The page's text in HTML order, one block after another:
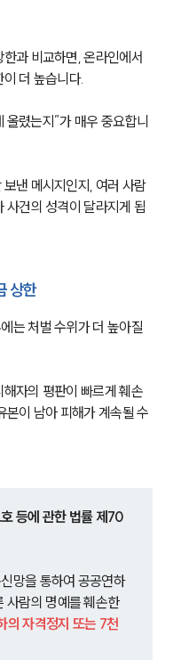
과 비교하면, 온라인에서
더 높습니다.
올렸는지”가 매우 중요합니
낸 메시지인지, 여러 사람
사건의 성격이 달라지게 됩
상한
는 처벌 수위가 더 높아질
자의 평판이 빠르게 훼손
본이 남아 피해가 계속될 수
등에 관한 법률 제70
망을 통하여 공공연하
사람의 명예를 훼손한
의 자격정지 또는 7천